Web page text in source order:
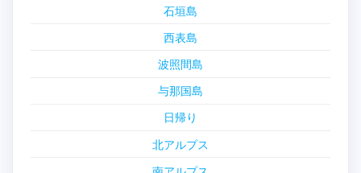
石垣島
西表島
波照間島
与那国島
日帰り
北アルプス